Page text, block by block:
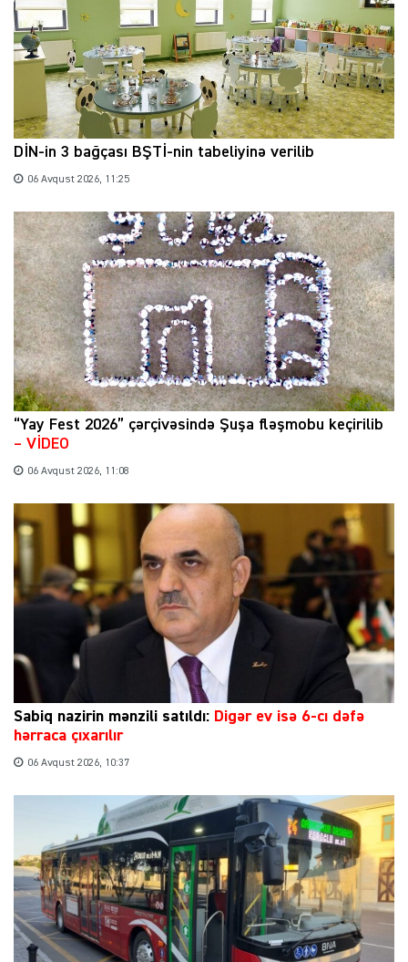
DİN-in 3 bağçası BŞTİ-nin tabeliyinə verilib
06 Avqust 2026, 11:25
“Yay Fest 2026” çərçivəsində Şuşa fləşmobu keçirilib
– VİDEO
06 Avqust 2026, 11:08
Sabiq nazirin mənzili satıldı: Digər ev isə 6-cı dəfə
hərraca çıxarılır
06 Avqust 2026, 10:37